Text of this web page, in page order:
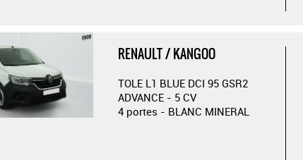
RENAULT / KANGOO
TOLE L1 BLUE DCI 95 GSR2
ADVANCE - 5 CV
4 portes - BLANC MINERAL